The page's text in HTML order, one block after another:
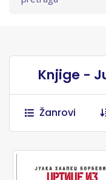
Knjige -
Žanrovi